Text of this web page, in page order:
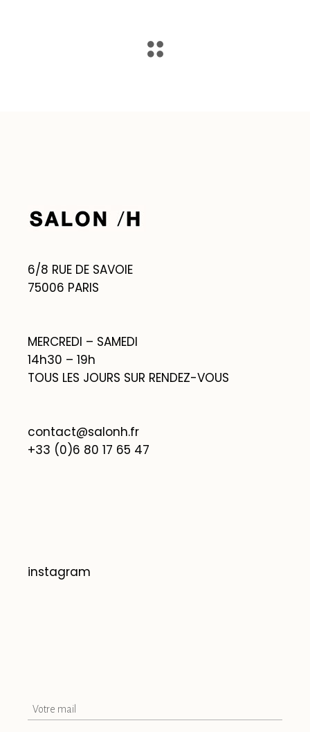
6/8 RUE DE SAVOIE
75006 PARIS
MERCREDI – SAMEDI
14h30 – 19h
TOUS LES JOURS SUR RENDEZ-VOUS
contact@salonh.fr
+33 (0)6 80 17 65 47
instagram